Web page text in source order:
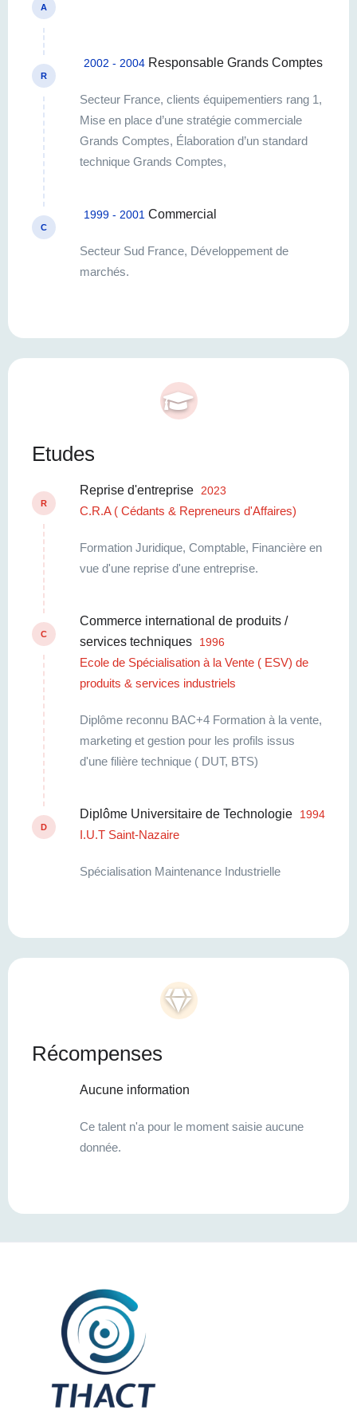
A
R
2002 - 2004 Responsable Grands Comptes
Secteur France, clients équipementiers rang 1,
Mise en place d’une stratégie commerciale
Grands Comptes, Élaboration d’un standard
technique Grands Comptes,
C
1999 - 2001 Commercial
Secteur Sud France, Développement de
marchés.
Etudes
R
Reprise d'entreprise 2023
C.R.A ( Cédants & Repreneurs d'Affaires)
Formation Juridique, Comptable, Financière en
vue d'une reprise d'une entreprise.
C
Commerce international de produits /
services techniques
1996
Ecole de Spécialisation à la Vente ( ESV) de
produits & services industriels
Diplôme reconnu BAC+4 Formation à la vente,
marketing et gestion pour les profils issus
d'une filière technique ( DUT, BTS)
D
Diplôme Universitaire de Technologie 1994
I.U.T Saint-Nazaire
Spécialisation Maintenance Industrielle
Récompenses
Aucune information
Ce talent n'a pour le moment saisie aucune
donnée.